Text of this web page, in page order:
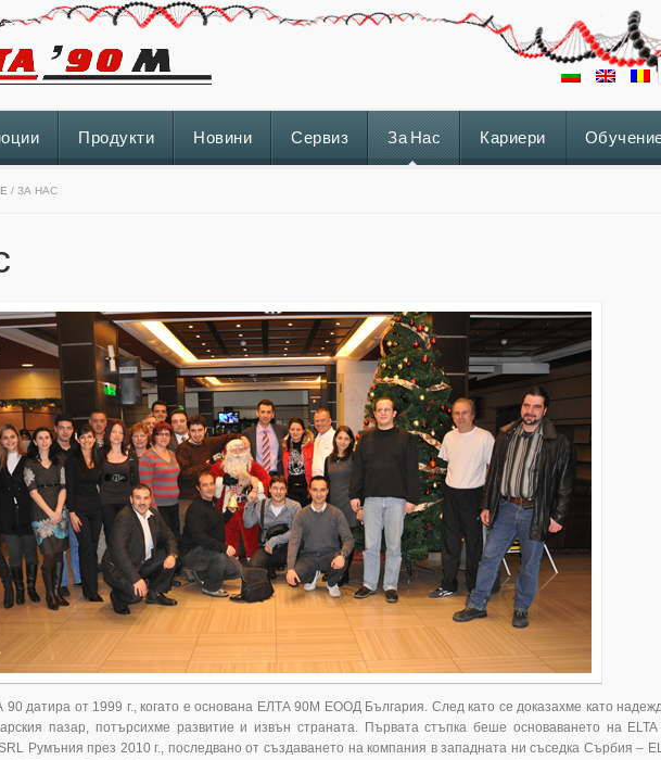
Продукти Новини Сервиз За Нас Кариери
/ ЗА НАС
датира от 1999 г., когато е основана ЕЛТА 90М ЕООД България. След като се доказахме като
пазар, потърсихме развитие и извън страната. Първата стъпка беше основаването на
Румъния през 2010 г., последвано от създаването на компания в западната ни съседка Сърбия –